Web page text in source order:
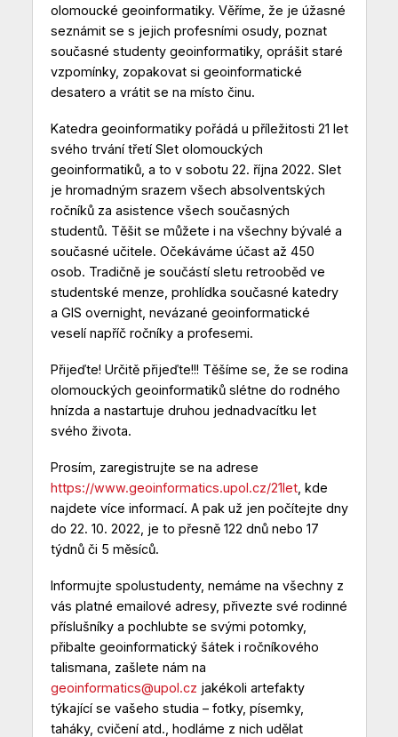
olomoucké geoinformatiky. Věříme, že je úžasné
seznámit se s jejich profesními osudy, poznat
současné studenty geoinformatiky, oprášit staré
vzpomínky, zopakovat si geoinformatické
desatero a vrátit se na místo činu.
Katedra geoinformatiky pořádá u příležitosti 21 let
svého trvání třetí Slet olomouckých
geoinformatiků, a to v sobotu 22. října 2022. Slet
je hromadným srazem všech absolventských
ročníků za asistence všech současných
studentů. Těšit se můžete i na všechny bývalé a
současné učitele. Očekáváme účast až 450
osob. Tradičně je součástí sletu retrooběd ve
studentské menze, prohlídka současné katedry
a GIS overnight, nevázané geoinformatické
veselí napříč ročníky a profesemi.
Přijeďte! Určitě přijeďte!!! Těšíme se, že se rodina
olomouckých geoinformatiků slétne do rodného
hnízda a nastartuje druhou jednadvacítku let
svého života.
Prosím, zaregistrujte se na adrese
https://www.geoinformatics.upol.cz/21let, kde
najdete více informací. A pak už jen počítejte dny
do 22. 10. 2022, je to přesně 122 dnů nebo 17
týdnů či 5 měsíců.
Informujte spolustudenty, nemáme na všechny z
vás platné emailové adresy, přivezte své rodinné
příslušníky a pochlubte se svými potomky,
přibalte geoinformatický šátek i ročníkového
talismana, zašlete nám na
geoinformatics@upol.cz jakékoli artefakty
týkající se vašeho studia – fotky, písemky,
taháky, cvičení atd., hodláme z nich udělat